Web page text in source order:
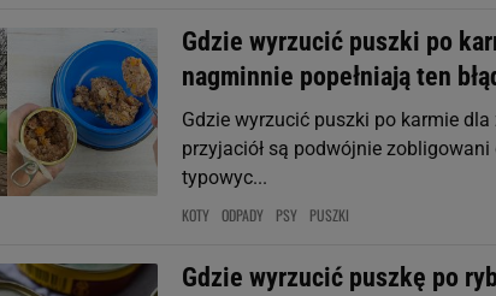
Gdzie wyrzucić puszki po
nagminnie popełniają ten
Gdzie wyrzucić puszki po karmie
przyjaciół są podwójnie
typowyc...
KOTY ODPADY PSY PUSZKI
Gdzie wyrzucić puszkę po